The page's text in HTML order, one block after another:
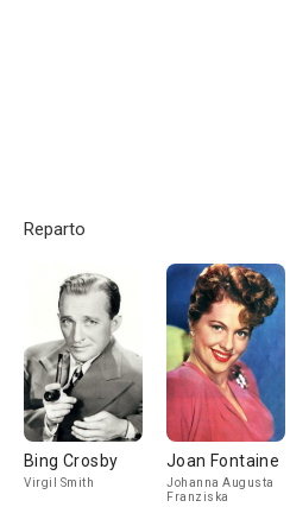
Reparto
Bing Crosby
Virgil Smith
Joan Fontaine
Johanna Augusta
Franziska